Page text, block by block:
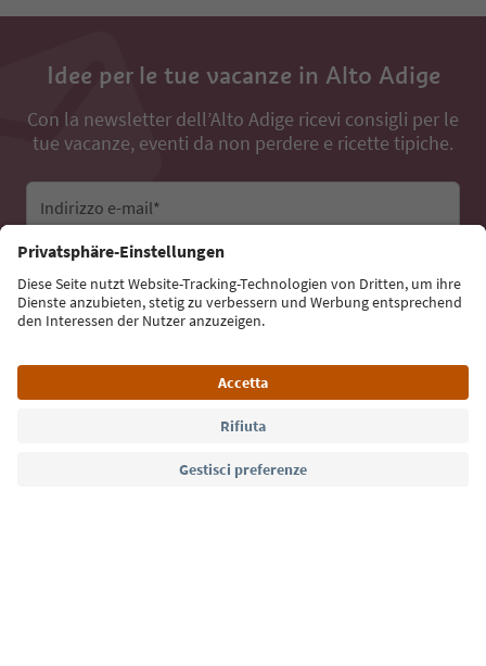
Idee per le tue vacanze in Alto Adige
Con la newsletter dell’Alto Adige ricevi consigli per le
tue vacanze, eventi da non perdere e ricette tipiche.
Indirizzo e-mail*
Iscriviti alla newsletter